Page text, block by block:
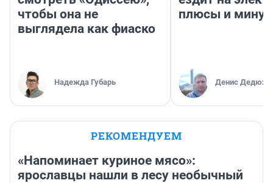
чтобы она не
выглядела как фиаско
Надежда Губарь
плюсы и
Денис
РЕКОМЕНДУЕМ
«Напоминает куриное мясо»:
ярославцы нашли в лесу необычный